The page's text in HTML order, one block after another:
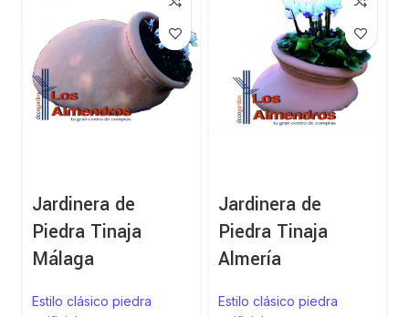
Jardinera de
Piedra Tinaja
Málaga
Estilo clásico piedra
Jardinera de
Piedra Tinaja
Almería
Estilo clásico piedra